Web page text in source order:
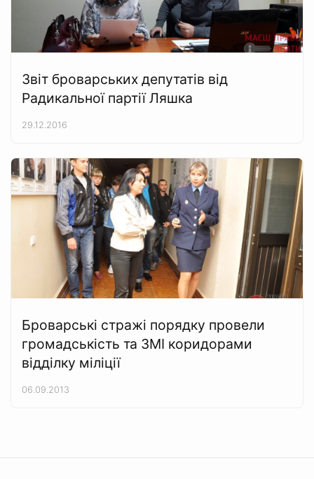
Звіт броварських депутатів від
Радикальної партії Ляшка
29.12.2016
Броварські стражі порядку провели
громадськість та ЗМІ коридорами
відділку міліції
06.09.2013